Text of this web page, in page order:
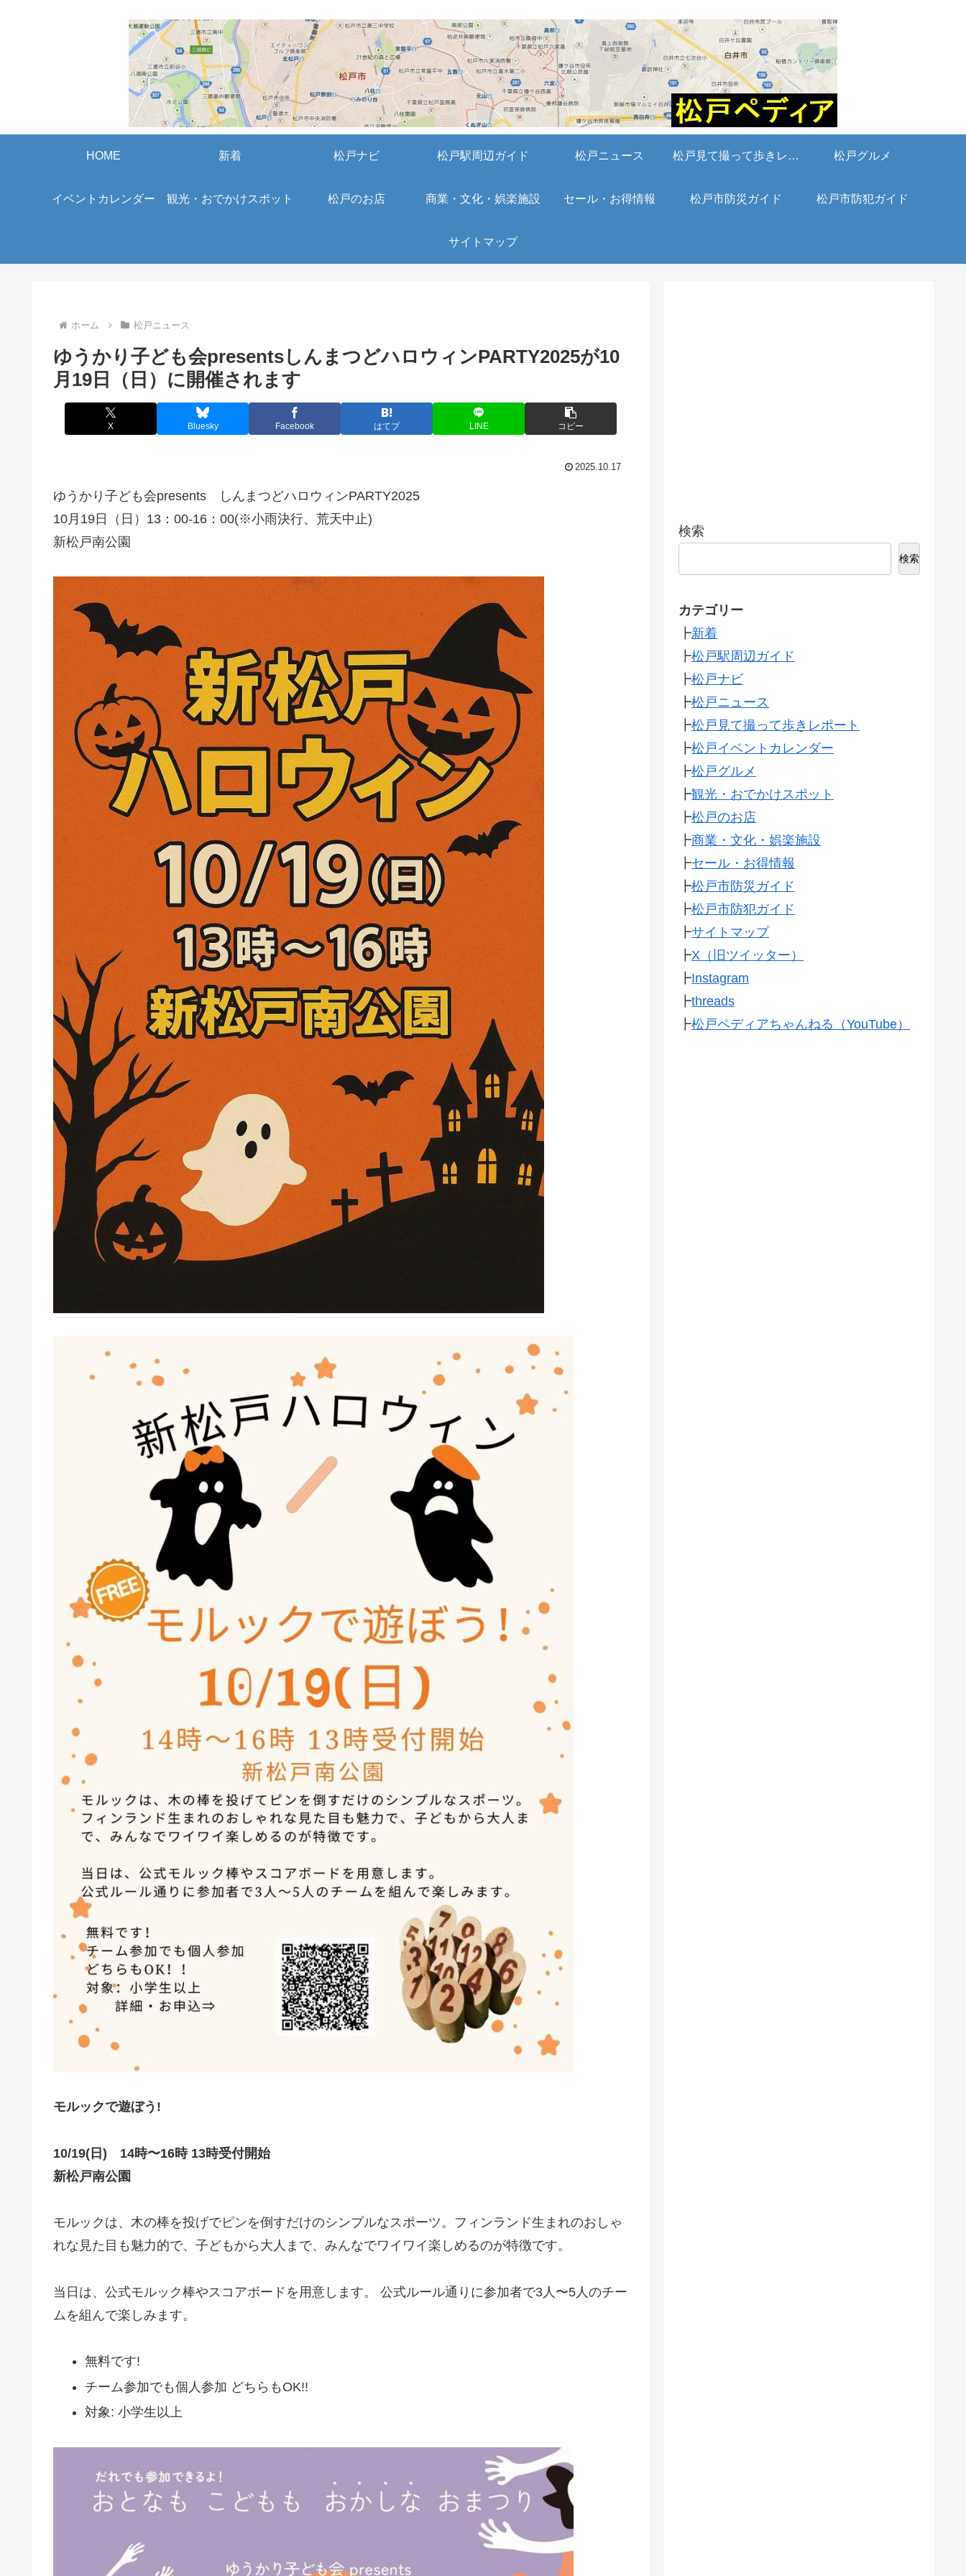
HOME 新着 松戸ナビ 松戸駅周辺ガイド 松戸ニュース 松戸見て撮って歩きレポート 松戸グルメ
イベントカレンダー 観光・おでかけスポット 松戸のお店 商業・文化・娯楽施設 セール・お得情報 松戸市防災ガイド 松戸市防犯ガイド
サイトマップ
ホーム 松戸ニュース
ゆうかり子ども会presentsしんまつどハロウィンPARTY2025が10
月19日（日）に開催されます
X Bluesky Facebook はてブ LINE コピー
2025.10.17
ゆうかり子ども会presents しんまつどハロウィンPARTY2025
10月19日（日）13：00-16：00(※小雨決行、荒天中止)
新松戸南公園
モルックで遊ぼう!
10/19(日)
14時〜16時 13時受付開始
新松戸南公園
モルックは、木の棒を投げでピンを倒すだけのシンプルなスポーツ。フィンランド生まれのおしゃ
れな見た目も魅力的で、子どもから大人まで、みんなでワイワイ楽しめるのが特徴です。
当日は、公式モルック棒やスコアボードを用意します。 公式ルール通りに参加者で3人〜5人のチー
ムを組んで楽しみます。
無料です!
チーム参加でも個人参加 どちらもOK!!
対象: 小学生以上
検索
検索
カテゴリー
┣新着
┣松戸駅周辺ガイド
┣松戸ナビ
┣松戸ニュース
┣松戸見て撮って歩きレポート
┣松戸イベントカレンダー
┣松戸グルメ
┣観光・おでかけスポット
┣松戸のお店
┣商業・文化・娯楽施設
┣セール・お得情報
┣松戸市防災ガイド
┣松戸市防犯ガイド
┣サイトマップ
┣X（旧ツイッター）
┣Instagram
┣threads
┣松戸ペディアちゃんねる（YouTube）